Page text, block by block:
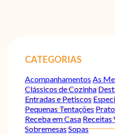
CATEGORIAS
Acompanhamentos As
Clássicos de Cozinha
Entradas e Petiscos
Pequenas Tentações
Receba em CasaReceitas
SobremesasSopas